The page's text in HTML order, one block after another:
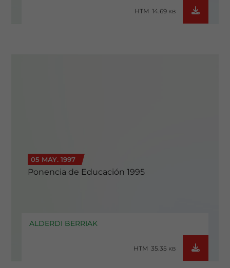
HTM 14.69 KB
05 MAY. 1997
Ponencia de Educación 1995
ALDERDI BERRIAK
HTM 35.35 KB